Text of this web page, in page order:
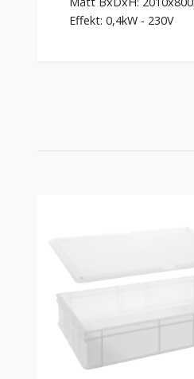
Effekt: 0,4kW - 230V